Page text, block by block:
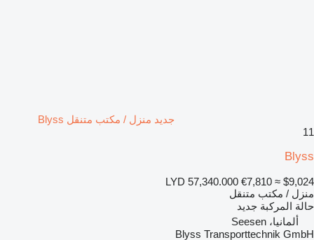
جديد منزل / مكتب متنقل Blyss
11
Blyss
LYD 57,340.000 €7,810 ≈ $9,024
منزل / مكتب متنقل
حالة المركبة جديد
ألمانيا، Seesen
Blyss Transporttechnik GmbH